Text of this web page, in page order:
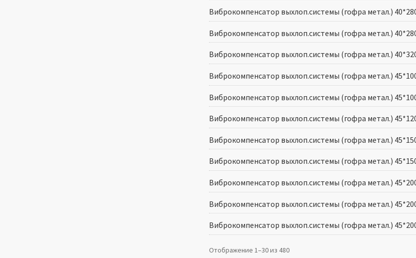
Виброкомпенсатор выхлоп.системы (гофра метал.)
Виброкомпенсатор выхлоп.системы (гофра метал.)
Виброкомпенсатор выхлоп.системы (гофра метал.)
Виброкомпенсатор выхлоп.системы (гофра метал.)
Виброкомпенсатор выхлоп.системы (гофра метал.)
Виброкомпенсатор выхлоп.системы (гофра метал.)
Виброкомпенсатор выхлоп.системы (гофра метал.)
Виброкомпенсатор выхлоп.системы (гофра метал.)
Виброкомпенсатор выхлоп.системы (гофра метал.)
Виброкомпенсатор выхлоп.системы (гофра метал.) 45*200
Виброкомпенсатор выхлоп.системы (гофра метал.) 45*200
Отображение 1–30 из 480